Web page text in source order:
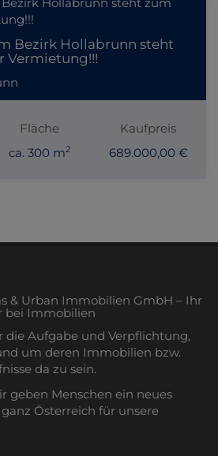
Bezirk Hollabrunn steht
Vermietung!!!
Fläche
ca. 300 m2
Kaufpreis
689.000,00 €
& Urban Immobilien GmbH – Ihr
bei Immobilien
die Aufgabe und Verpflichtung,
um deren Immobilien bzw.
da zu sein.
geben Menschen ein neues
Österreich für unsere